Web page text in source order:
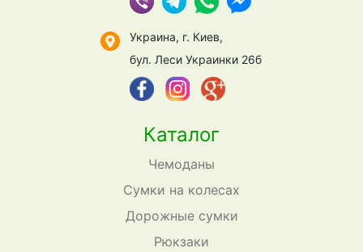
Каталог
Чемоданы
Сумки на колесах
Дорожные сумки
Рюкзаки
Украина, г. Киев,
бул. Леси Украинки 26б